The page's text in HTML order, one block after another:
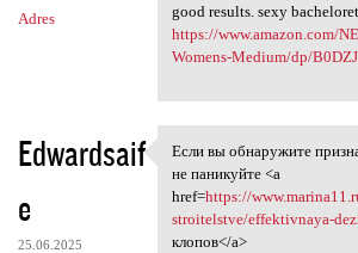
Adres
good results. sexy
https://www.amazon.com/
Womens-Medium/dp/
Edwardsaif
e
25.06.2025
Если вы
Если вы обнаружите
не паникуйте <a
href=https://
stroitelstve/effektivnaya-
клопов</a>